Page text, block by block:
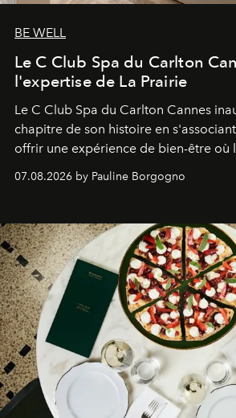
BE WELL
Le C Club Spa du Carlton
l'expertise de La Prairie
Le C Club Spa du Carlton Cannes
chapitre de son histoire en
offrir une expérience de bien-être où
07.08.2026 by Pauline Borgogno